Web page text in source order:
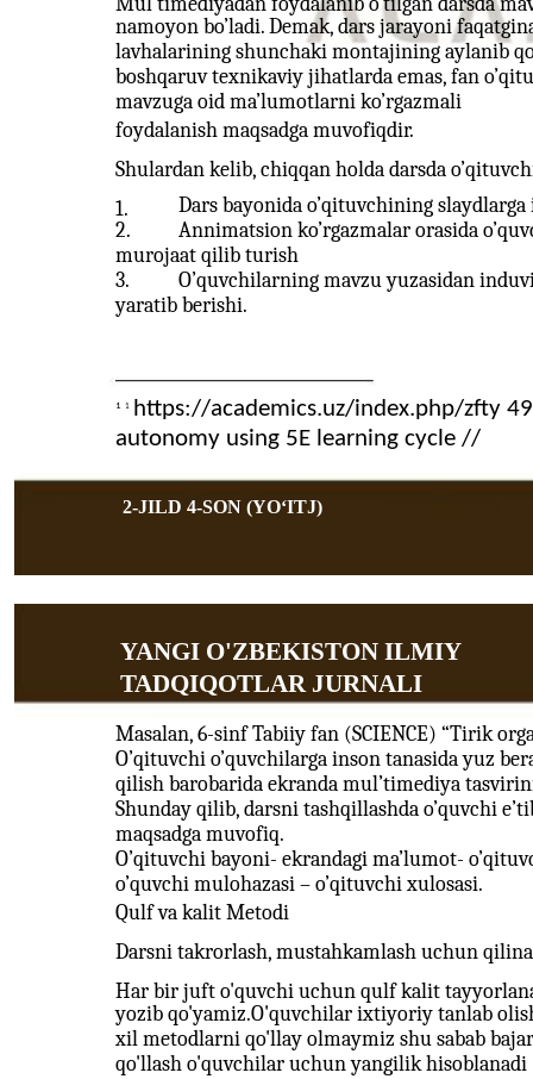
2-JILD 4-SON (YOʻITJ)
namoyon bo’ladi. Demak, dars jarayoni
lavhalarining shunchaki montajining aylanib
boshqaruv texnikaviy jihatlarda emas, fan
mavzuga oid ma’lumotlarni ko’rgazmali
foydalanish maqsadga muvofiqdir.
Shulardan kelib, chiqqan holda darsda
1.
Dars bayonida o’qituvchining
2.
Annimatsion ko’rgazmalar orasida
murojaat qilib turish
3.
O’quvchilarning mavzu yuzasidan
yaratib berishi.
1 1
https://academics.uz/index.php/zfty
autonomy using 5E learning cycle //
YANGI O'ZBEKISTON ILMIY
TADQIQOTLAR JURNALI
Masalan, 6-sinf Tabiiy fan (SCIENCE) “Tirik
O’qituvchi o’quvchilarga inson tanasida yuz
qilish barobarida ekranda mul’timediya
Shunday qilib, darsni tashqillashda o’quvchi
maqsadga muvofiq.
O’qituvchi bayoni- ekrandagi ma’lumot-
o’quvchi mulohazasi – o’qituvchi xulosasi.
Qulf va kalit Metodi
Darsni takrorlash, mustahkamlash uchun
Har bir juft o'quvchi uchun qulf kalit
yozib qo'yamiz.O'quvchilar ixtiyoriy tanlab
xil metodlarni qo'llay olmaymiz shu sabab
qo'llash o'quvchilar uchun yangilik hisoblanadi